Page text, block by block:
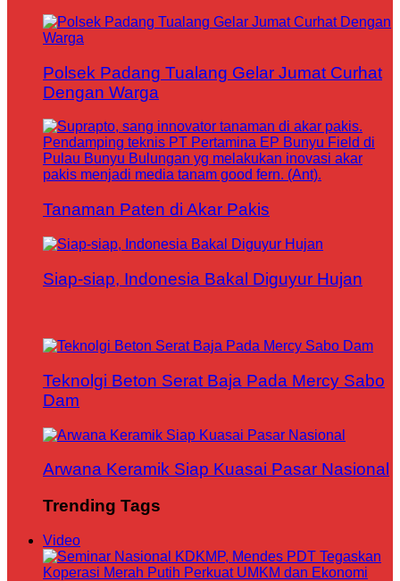
Polsek Padang Tualang Gelar Jumat Curhat
Dengan Warga
Tanaman Paten di Akar Pakis
Siap-siap, Indonesia Bakal Diguyur Hujan
Teknolgi Beton Serat Baja Pada Mercy Sabo
Dam
Arwana Keramik Siap Kuasai Pasar Nasional
Trending Tags
Video